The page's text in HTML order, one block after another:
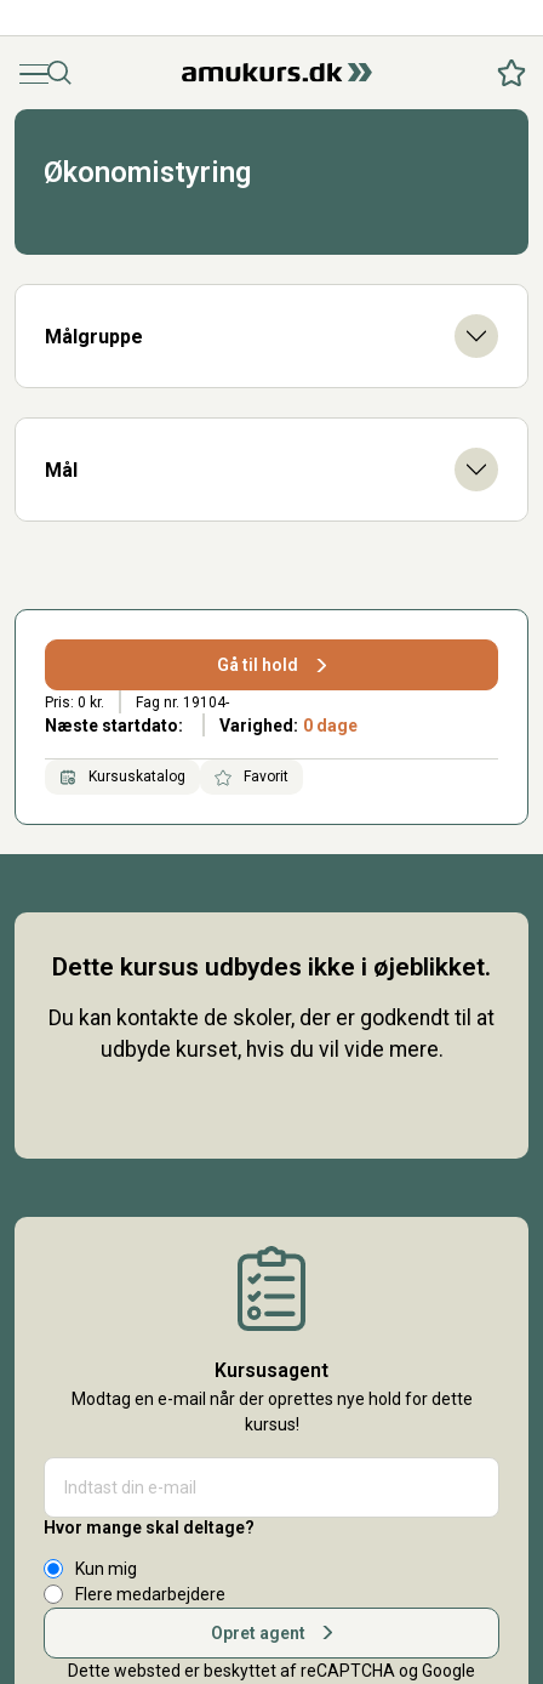
MenuSøg
Økonomistyring
Målgruppe
Mål
Gå til hold
Pris: 0 kr. Fag nr. 19104-
Næste startdato: Varighed: 0 dage
Kursuskatalog Favorit
Dette kursus udbydes ikke i øjeblikket.
Du kan kontakte de skoler, der er godkendt til at
udbyde kurset, hvis du vil vide mere.
Kursusagent
Modtag en e-mail når der oprettes nye hold for dette
kursus!
Hvor mange skal deltage?
Kun mig
Flere medarbejdere
Opret agent
Dette websted er beskyttet af reCAPTCHA og Google